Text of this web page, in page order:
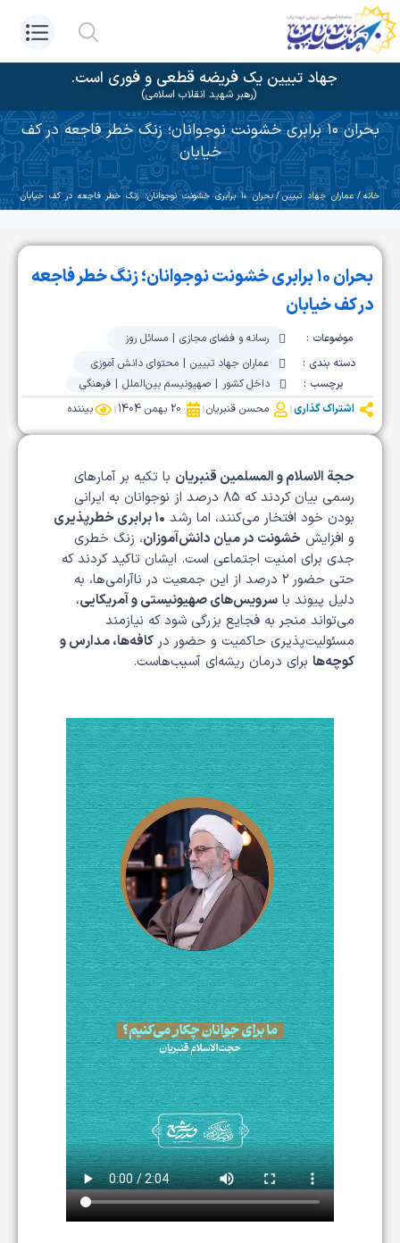
جهاد تبیین یک فریضه قطعی و فوری است.
(رهبر شهید انقلاب اسلامی)
بحران ۱۰ برابری خشونت نوجوانان؛ زنگ خطر فاجعه در کف
خیابان
خانه /عماران جهاد تبیین/ بحران ۱۰ برابری خشونت نوجوانان؛ زنگ خطر فاجعه در کف خیابان
بحران ۱۰ برابری خشونت نوجوانان؛ زنگ خطر فاجعه
در کف خیابان
موضوعات : رسانه و فضای مجازی |مسائل روز
دسته بندی :
عماران جهاد تبیین |محتوای دانش آموزی
برچسب :
داخل کشور | صهیونیسم بین‌الملل| فرهنگی
اشتراک گذاری
محسن قنبریان 20 بهمن 1404 بیننده
حجة الاسلام و المسلمین قنبریان با تکیه بر آمارهای
رسمی بیان کردند که ۸۵ درصد از نوجوانان به ایرانی
بودن خود افتخار می‌کنند، اما رشد ۱۰ برابری خطرپذیری
و افزایش خشونت در میان دانش‌آموزان، زنگ خطری
جدی برای امنیت اجتماعی است. ایشان تاکید کردند که
حتی حضور ۲ درصد از این جمعیت در ناآرامی‌ها، به
دلیل پیوند با سرویس‌های صهیونیستی و آمریکایی،
می‌تواند منجر به فجایع بزرگی شود که نیازمند
مسئولیت‌پذیری حاکمیت و حضور در کافه‌ها، مدارس و
کوچه‌ها برای درمان ریشه‌ای آسیب‌هاست.